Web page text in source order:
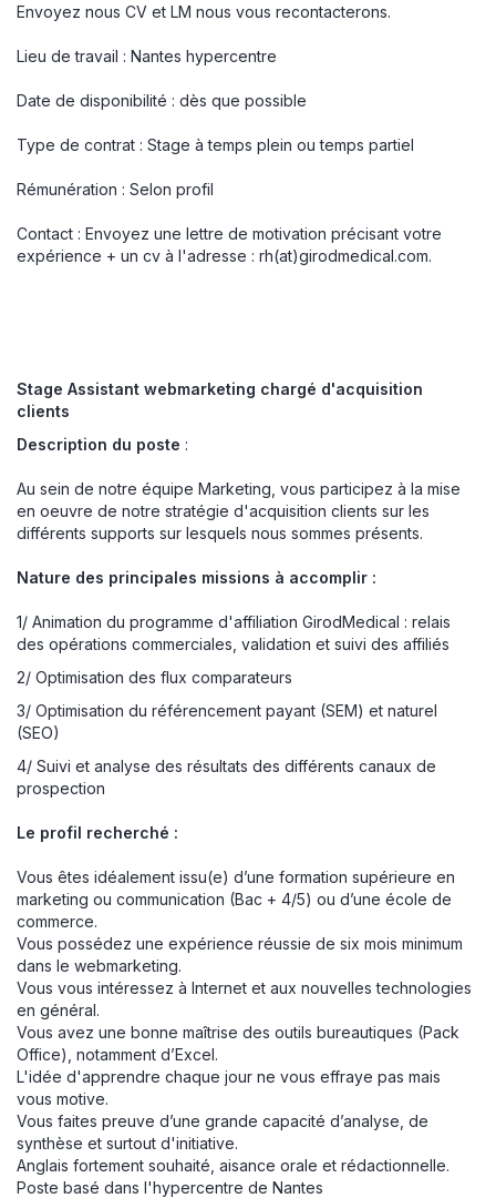
Envoyez nous CV et LM nous vous recontacterons.
Lieu de travail : Nantes hypercentre
Date de disponibilité : dès que possible
Type de contrat : Stage à temps plein ou temps partiel
Rémunération : Selon profil
Contact : Envoyez une lettre de motivation précisant votre
expérience + un cv à l'adresse : rh(at)girodmedical.com.
Stage Assistant webmarketing chargé d'acquisition
clients
Description du poste :
Au sein de notre équipe Marketing, vous participez à la mise
en oeuvre de notre stratégie d'acquisition clients sur les
différents supports sur lesquels nous sommes présents.
Nature des principales missions à accomplir :
1/ Animation du programme d'affiliation GirodMedical : relais
des opérations commerciales, validation et suivi des affiliés
2/ Optimisation des flux comparateurs
3/ Optimisation du référencement payant (SEM) et naturel
(SEO)
4/ Suivi et analyse des résultats des différents canaux de
prospection
Le profil recherché :
Vous êtes idéalement issu(e) d’une formation supérieure en
marketing ou communication (Bac + 4/5) ou d’une école de
commerce.
Vous possédez une expérience réussie de six mois minimum
dans le webmarketing.
Vous vous intéressez à Internet et aux nouvelles technologies
en général.
Vous avez une bonne maîtrise des outils bureautiques (Pack
Office), notamment d’Excel.
L'idée d'apprendre chaque jour ne vous effraye pas mais
vous motive.
Vous faites preuve d’une grande capacité d’analyse, de
synthèse et surtout d'initiative.
Anglais fortement souhaité, aisance orale et rédactionnelle.
Poste basé dans l'hypercentre de Nantes